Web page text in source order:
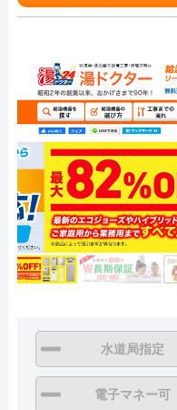
水道局指定
電子マネー可